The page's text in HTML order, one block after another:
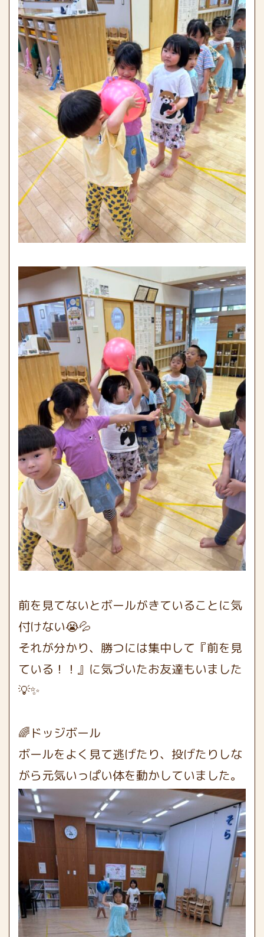
前を見てないとボールがきていることに気
付けない😭💦
それが分かり、勝つには集中して『前を見
ている！！』に気づいたお友達もいました
💡✨
🌈 ドッジボール
ボールをよく見て逃げたり、投げたりしな
がら元気いっぱい体を動かしていました。